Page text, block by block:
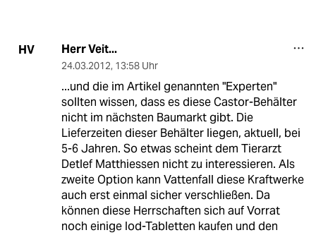
HV Herr Veit...
24.03.2012, 13:58 Uhr
...und die im Artikel genannten "Experten"
sollten wissen, dass es diese Castor-Behälter
nicht im nächsten Baumarkt gibt. Die
Lieferzeiten dieser Behälter liegen, aktuell, bei
5-6 Jahren. So etwas scheint dem Tierarzt
Detlef Matthiessen nicht zu interessieren. Als
zweite Option kann Vattenfall diese Kraftwerke
auch erst einmal sicher verschließen. Da
können diese Herrschaften sich auf Vorrat
noch einige Iod-Tabletten kaufen und den